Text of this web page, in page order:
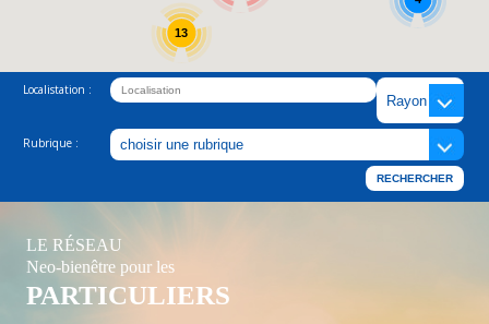
13
Localistation :
Rubrique :
LE RÉSEAU
Neo-bienêtre pour les
PARTICULIERS